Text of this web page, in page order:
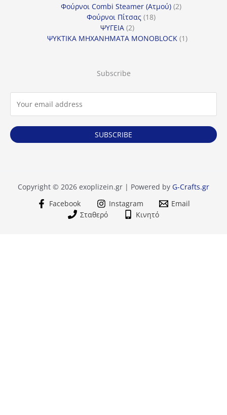
προϊόντα
Φούρνοι Combi Steamer (Ατμού) 22
Φούρνοι Πίτσας 1818
ΨΥΓΕΙΑ 22
προϊόντα
ΨΥΚΤΙΚΑ ΜΗΧΑΝΗΜΑΤΑ MONOBLOCK 11
Subscribe
SUBSCRIBE
Copyright © 2026 exoplizein.gr | Powered by G-Crafts.gr
Facebook
Instagram
Email
Σταθερό
Κινητό